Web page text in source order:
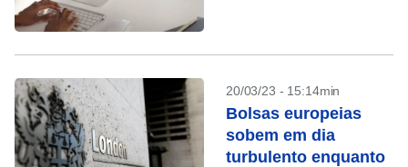
20/03/23 - 15:14min
Bolsas europeias
sobem em dia
turbulento enquanto